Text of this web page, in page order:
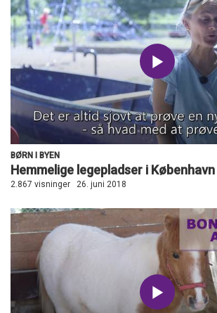
BØRN I BYEN
Hemmelige legepladser i København
2.867 visninger 26. juni 2018